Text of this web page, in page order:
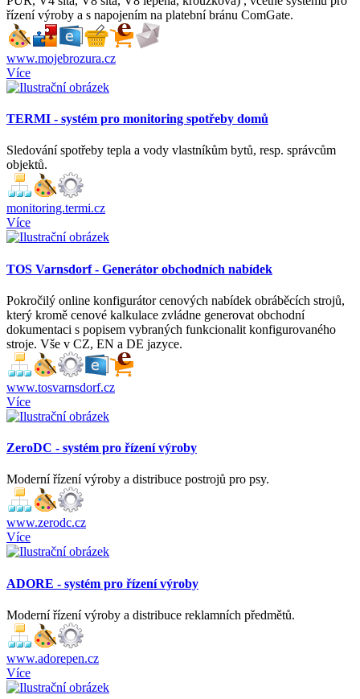
řízení výroby a s napojením na platební bránu ComGate.
www.mojebrozura.cz
Více
TERMI - systém pro monitoring spotřeby domů
Sledování spotřeby tepla a vody vlastníkům bytů, resp. správcům
objektů.
monitoring.termi.cz
Více
TOS Varnsdorf - Generátor obchodních nabídek
Pokročilý online konfigurátor cenových nabídek obráběcích strojů,
který kromě cenové kalkulace zvládne generovat obchodní
dokumentaci s popisem vybraných funkcionalit konfigurovaného
stroje. Vše v CZ, EN a DE jazyce.
www.tosvarnsdorf.cz
Více
ZeroDC - systém pro řízení výroby
Moderní řízení výroby a distribuce postrojů pro psy.
www.zerodc.cz
Více
ADORE - systém pro řízení výroby
Moderní řízení výroby a distribuce reklamních předmětů.
www.adorepen.cz
Více